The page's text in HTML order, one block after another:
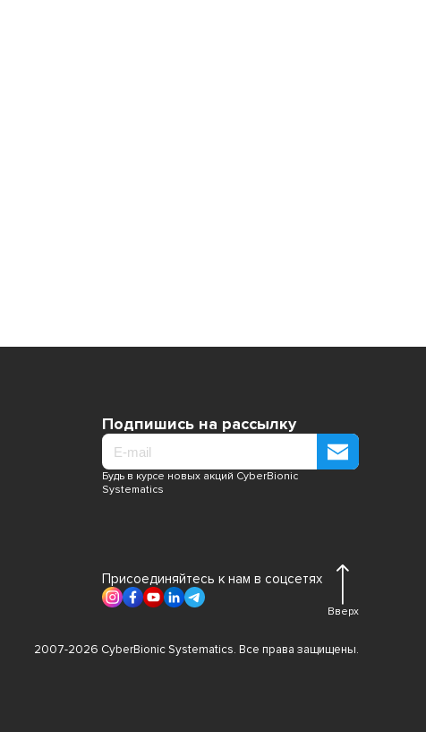
Подпишись на рассылку
Будь в курсе новых акций CyberBionic
Systematics
Присоединяйтесь к нам в соцсетях
Вверх
2007-2026 CyberBionic Systematics. Все права защищены.